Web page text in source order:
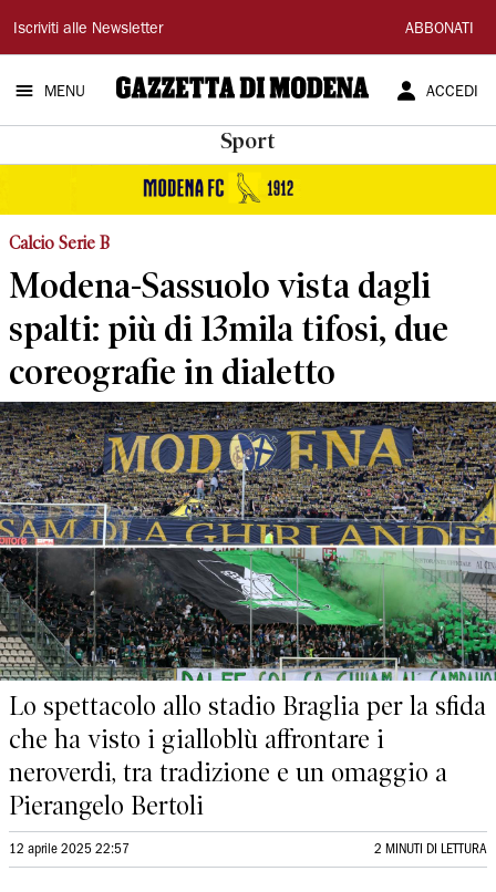
Gazzetta
di
Modena
Iscriviti alle Newsletter ABBONATI
MENU ACCEDI
Sport
Calcio Serie B
Modena-Sassuolo vista dagli
spalti: più di 13mila tifosi, due
coreografie in dialetto
Lo spettacolo allo stadio Braglia per la sfida
che ha visto i gialloblù affrontare i
neroverdi, tra tradizione e un omaggio a
Pierangelo Bertoli
12 aprile 2025 22:57 2 MINUTI DI LETTURA